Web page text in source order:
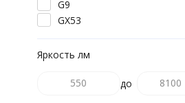
G9
GX53
Яркость лм
до